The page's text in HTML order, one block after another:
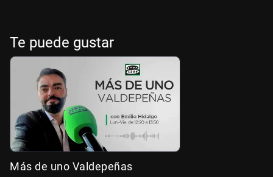
Te puede gustar
Más de uno Valdepeñas